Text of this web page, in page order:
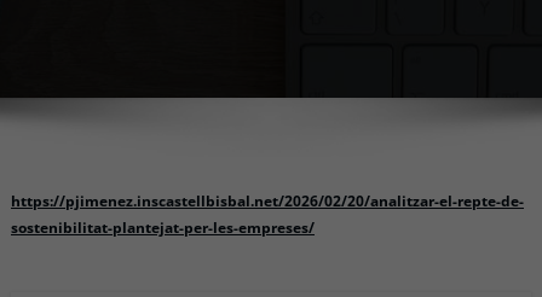
https://pjimenez.inscastellbisbal.net/2026/02/20/analitzar-el-repte-de-
sostenibilitat-plantejat-per-les-empreses/